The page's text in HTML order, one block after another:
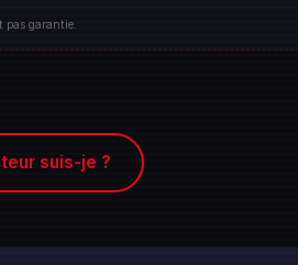
pas garantie.
suis-je ?